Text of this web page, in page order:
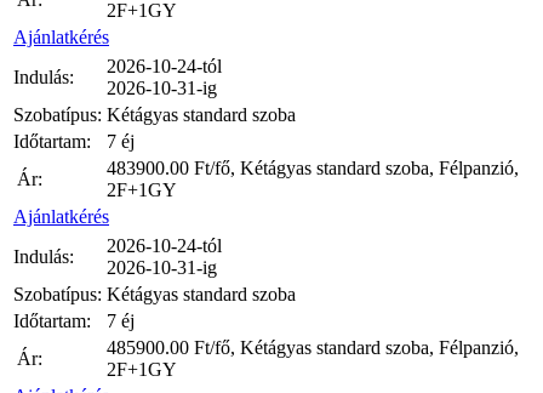
2F+1GY
Ajánlatkérés
Indulás:
2026-10-24-tól
2026-10-31-ig
Szobatípus: Kétágyas standard szoba
Időtartam:
7 éj
Ár:
483900.00 Ft/fő, Kétágyas standard szoba, Félpanzió,
2F+1GY
Ajánlatkérés
Indulás:
2026-10-24-tól
2026-10-31-ig
Szobatípus: Kétágyas standard szoba
Időtartam:
7 éj
Ár:
485900.00 Ft/fő, Kétágyas standard szoba, Félpanzió,
2F+1GY